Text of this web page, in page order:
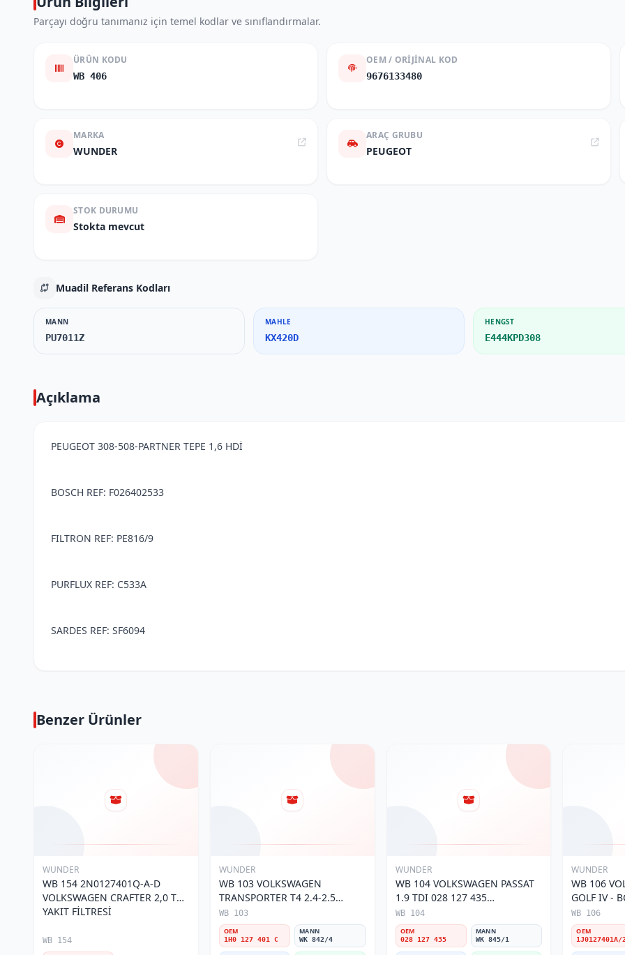
Parçayı doğru tanımanız için temel kodlar ve sınıflandırmalar.
ÜRÜN KODU
WB 406
OEM / ORIJINAL KOD
9676133480
MARKA
WUNDER
ARAÇ GRUBU
PEUGEOT
STOK DURUMU
Stokta mevcut
Muadil Referans Kodları
MANN
PU7011Z
MAHLE
KX420D
HENGST
E444KPD308
Açıklama
PEUGEOT 308-508-PARTNER TEPE 1,6 HDİ
BOSCH REF: F026402533
FILTRON REF: PE816/9
PURFLUX REF: C533A
SARDES REF: SF6094
Benzer Ürünler
WUNDER
WB 154 2N0127401Q-A-D
VOLKSWAGEN CRAFTER 2,0 TDI
YAKIT FİLTRESİ
WB 154
WUNDER
WB 103 VOLKSWAGEN
TRANSPORTER T4 2.4-2.5
MOTOR- CADDY E.M 1H0 127
401 C Yakıt/Mazot Filtresi
WB 103
OEM
1H0 127 401 C
MANN
WK 842/4
WUNDER
WB 104 VOLKSWAGEN PASSAT
1.9 TDI 028 127 435
Yakıt/Mazot Filtresi
WB 104
OEM
028 127 435
MANN
WK 845/1
WUNDER
WB 106
GOLF IV -
Yakıt/
WB 106
OEM